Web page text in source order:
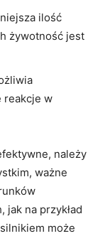
ilość
żywotność jest
reakcje w
należy
ważne
na przykład
może